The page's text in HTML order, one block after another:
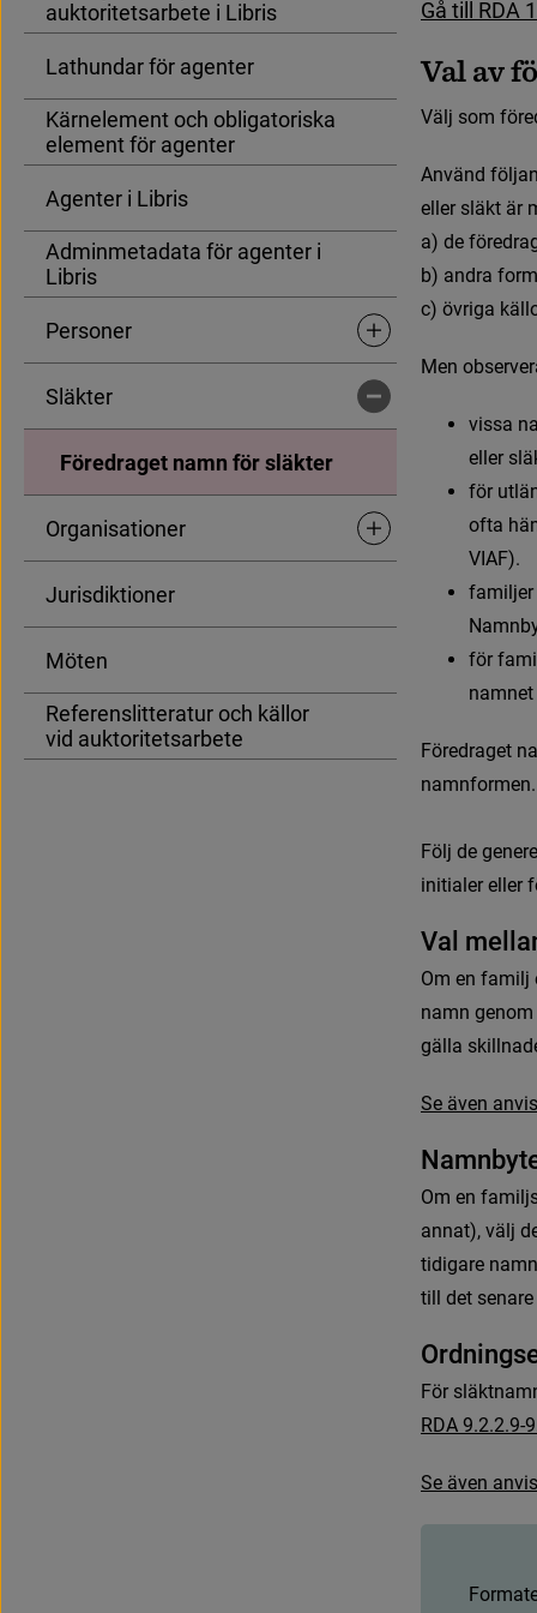
auktoritetsarbete i Libris
Lathundar för agenter
Kärnelement och obligatoriska
element för agenter
Agenter i Libris
Adminmetadata för agenter i
Libris
Personer Undersidor för Personer
Släkter Undersidor för Släkter
Föredraget namn för släkter
Organisationer Undersidor för
Jurisdiktioner
Möten
Referenslitteratur och källor
vid auktoritetsarbete
Gå till RDA 1
(Länktillan
Valavfö
Välj som före
Använd följan
eller släkt är
a) de
b) andra
c) övriga
Men observer
vissa na
eller slä
för utlä
ofta hä
VIAF).
familjer
Namnb
för fami
namnet
Föredraget na
namnformen.
Följ de
initialer eller
Va me a
Om en familj
namn genom
gälla
Se även anvis
Namnbyt
Om en familj
annat), välj d
tidigare namn
till det senare
Ordnings
För släktnam
RDA 9.2.2.9-9
Se även anvis
Format